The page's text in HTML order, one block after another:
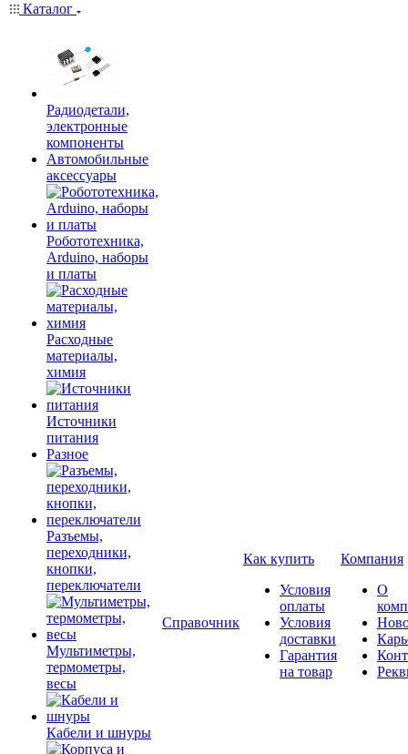
Каталог
Радиодетали,
электронные
компоненты
Автомобильные
аксессуары
Робототехника,
Arduino, наборы
и платы
Расходные
материалы,
химия
Источники
питания
Разное
Разъемы,
переходники,
кнопки,
переключатели
Мультиметры,
термометры,
весы
Кабели и шнуры
Справочник
Как купить
Условия
оплаты
Условия
доставки
Гарантия
на товар
Компания
О